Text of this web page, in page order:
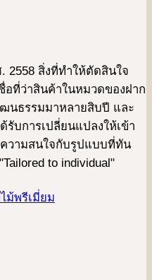
2558 สิ่งที่ทำให้ตัดสินใจ
อที่ว่าสินค้าในหมวดของฝาก
ฒนธรรมมาหลายสิบปี และ
รับการเปลี่ยนแปลงให้เข้า
วามสนใจกับรูปแบบที่ทัน
to individual"
ม้พรีเมี่ยม